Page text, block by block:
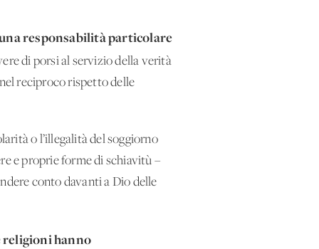
responsabilità particolare
di porsi al servizio della verità
reciproco rispetto delle
o l’illegalità del soggiorno
e proprie forme di schiavitù –
conto davanti a Dio delle
hanno